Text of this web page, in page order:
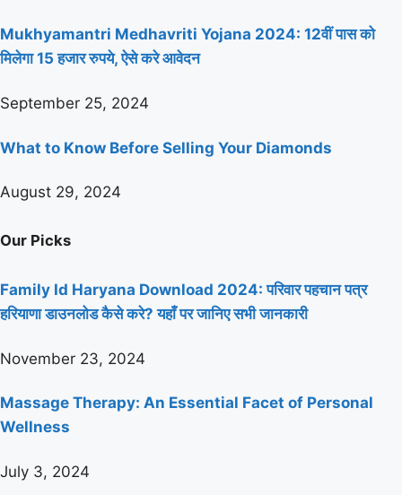
Mukhyamantri Medhavriti Yojana 2024: 12वीं पास को
मिलेगा 15 हजार रुपये, ऐसे करे आवेदन
September 25, 2024
What to Know Before Selling Your Diamonds
August 29, 2024
Our Picks
Family Id Haryana Download 2024: परिवार पहचान पत्र
हरियाणा डाउनलोड कैसे करे? यहाँ पर जानिए सभी जानकारी
November 23, 2024
Massage Therapy: An Essential Facet of Personal
Wellness
July 3, 2024